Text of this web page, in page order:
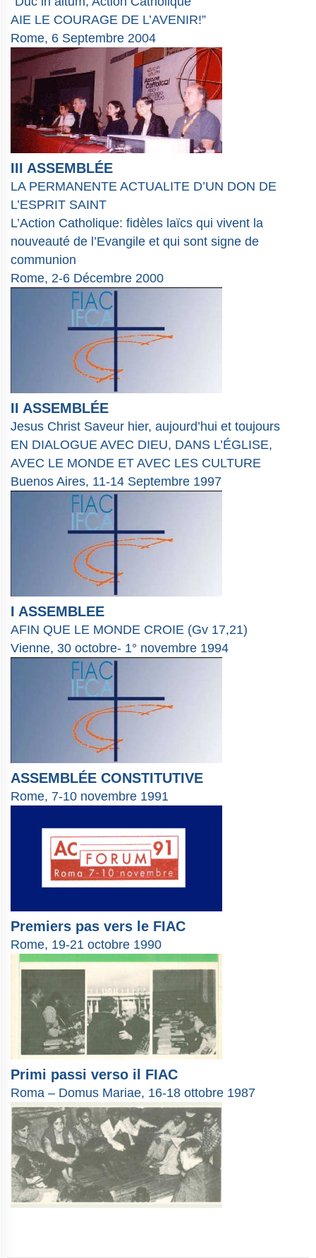
AIE LE COURAGE DE L’AVENIR!”
Rome, 6 Septembre 2004
III ASSEMBLÉE
LA PERMANENTE ACTUALITE D’UN DON DE
L’ESPRIT SAINT
L’Action Catholique: fidèles laïcs qui vivent la
nouveauté de l’Evangile et qui sont signe de
communion
Rome, 2-6 Décembre 2000
II ASSEMBLÉE
Jesus Christ Saveur hier, aujourd’hui et toujours
EN DIALOGUE AVEC DIEU, DANS L’ÉGLISE,
AVEC LE MONDE ET AVEC LES CULTURE
Buenos Aires, 11-14 Septembre 1997
I ASSEMBLEE
AFIN QUE LE MONDE CROIE (Gv 17,21)
Vienne, 30 octobre- 1° novembre 1994
ASSEMBLÉE CONSTITUTIVE
Rome, 7-10 novembre 1991
Premiers pas vers le FIAC
Rome, 19-21 octobre 1990
Primi passi verso il FIAC
Roma – Domus Mariae, 16-18 ottobre 1987